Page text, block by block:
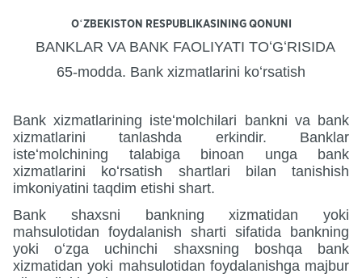
OʻZBEKISTON RESPUBLIKASINING QONUNI
BANKLAR VA BANK FAOLIYATI TOʻGʻRISIDA
65-modda. Bank xizmatlarini koʻrsatish
Bank xizmatlarining isteʻmolchilari bankni va bank
xizmatlarini tanlashda erkindir. Banklar
isteʻmolchining talabiga binoan unga bank
xizmatlarini koʻrsatish shartlari bilan tanishish
imkoniyatini taqdim etishi shart.
Bank shaxsni bankning xizmatidan yoki
mahsulotidan foydalanish sharti sifatida bankning
yoki oʻzga uchinchi shaxsning boshqa bank
xizmatidan yoki mahsulotidan foydalanishga majbur